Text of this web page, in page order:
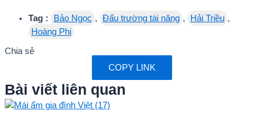
Tag : Bảo Ngọc , Đấu trường tài năng , Hải Triều ,
Hoàng Phi
Chia sẻ
COPY LINK
Bài viết liên quan